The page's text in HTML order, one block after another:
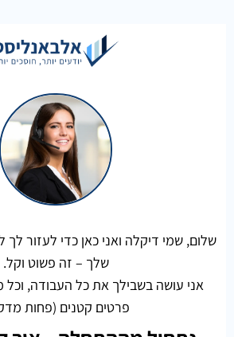
שלום, שמי דיקלה ואני כאן כדי לעזור לך
שלך – זה פשוט וקל.
אני עושה בשבילך את כל העבודה,
פרטים קטנים (פחות